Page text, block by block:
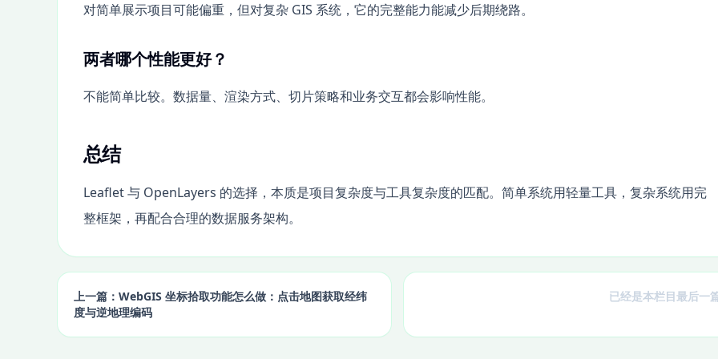
对简单展示项目可能偏重，但对复杂 GIS 系统，它的完整能力能减少后期绕路。
两者哪个性能更好？
不能简单比较。数据量、渲染方式、切片策略和业务交互都会影响性能。
总结
Leaflet 与 OpenLayers 的选择，本质是项目复杂度与工具复杂度的匹配。简单系统用轻量工具，复杂系统用完
整框架，再配合合理的数据服务架构。
上一篇：WebGIS 坐标拾取功能怎么做：点击地图获取经纬
度与逆地理编码
已经是本栏目最后一